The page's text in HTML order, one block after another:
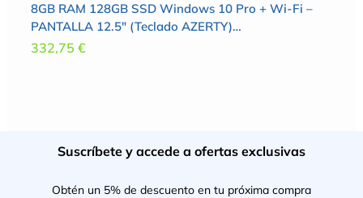
8GB RAM 128GB SSD Windows 10 Pro + Wi-Fi –
PANTALLA 12.5″ (Teclado AZERTY)
(Reacondicionado)
332,75 €
Suscríbete y accede a ofertas exclusivas
Obtén un 5% de descuento en tu próxima compra